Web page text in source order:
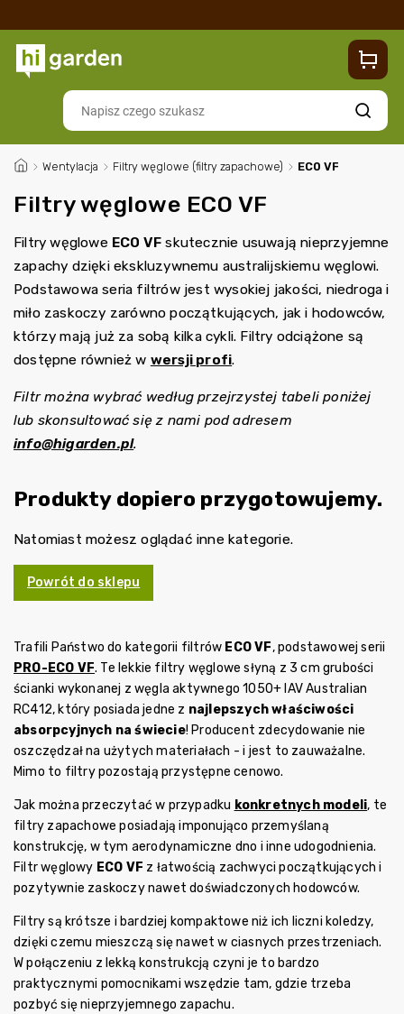
Contacts
Szukaj
/ Wentylacja / Filtry węglowe (filtry zapachowe) / ECO VF
Filtry węglowe ECO VF
Filtry węglowe ECO VF skutecznie usuwają nieprzyjemne
zapachy dzięki ekskluzywnemu australijskiemu węglowi.
Podstawowa seria filtrów jest wysokiej jakości, niedroga i
miło zaskoczy zarówno początkujących, jak i hodowców,
którzy mają już za sobą kilka cykli. Filtry odciążone są
dostępne również w wersji profi.
Filtr można wybrać według przejrzystej tabeli poniżej
lub skonsultować się z nami pod adresem
info@higarden.pl.
Produkty dopiero przygotowujemy.
Natomiast możesz oglądać inne kategorie.
Powrót do sklepu
Trafili Państwo do kategorii filtrów ECO VF, podstawowej serii
PRO-ECO VF. Te lekkie filtry węglowe słyną z 3 cm grubości
ścianki wykonanej z węgla aktywnego 1050+ IAV Australian
RC412, który posiada jedne z najlepszych właściwości
absorpcyjnych na świecie! Producent zdecydowanie nie
oszczędzał na użytych materiałach - i jest to zauważalne.
Mimo to filtry pozostają przystępne cenowo.
Jak można przeczytać w przypadku konkretnych modeli, te
filtry zapachowe posiadają imponująco przemyślaną
konstrukcję, w tym aerodynamiczne dno i inne udogodnienia.
Filtr węglowy ECO VF z łatwością zachwyci początkujących i
pozytywnie zaskoczy nawet doświadczonych hodowców.
Filtry są krótsze i bardziej kompaktowe niż ich liczni koledzy,
dzięki czemu mieszczą się nawet w ciasnych przestrzeniach.
W połączeniu z lekką konstrukcją czyni je to bardzo
praktycznymi pomocnikami wszędzie tam, gdzie trzeba
pozbyć się nieprzyjemnego zapachu.